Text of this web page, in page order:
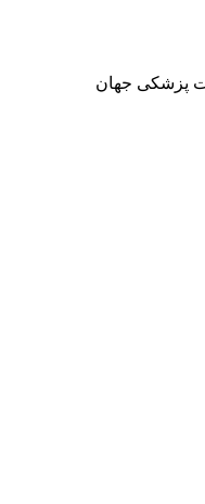
پزشکی جهان